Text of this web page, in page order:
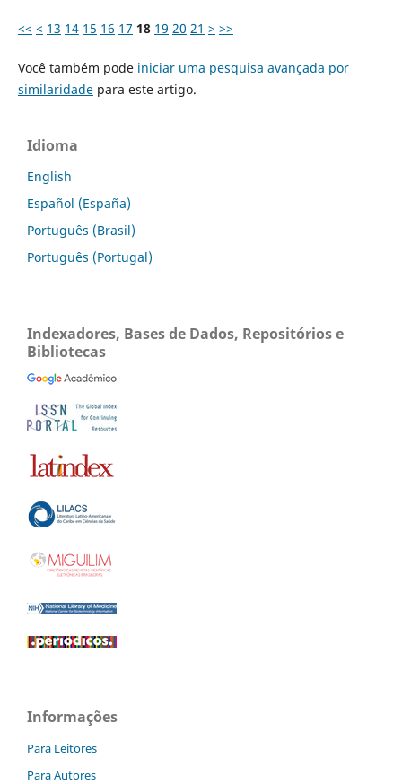
<< < 13 14 15 16 17 18 19 20 21 > >>
Você também pode iniciar uma pesquisa avançada por
similaridadepara este artigo.
Idioma
English
Español (España)
Português (Brasil)
Português (Portugal)
Indexadores, Bases de Dados, Repositórios e
Bibliotecas
Informações
Para Leitores
Para Autores